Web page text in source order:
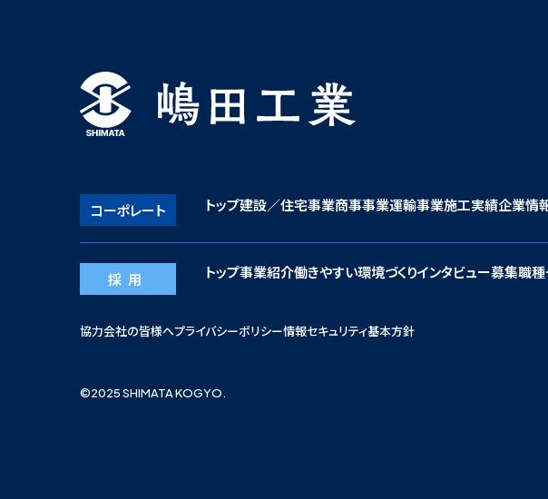
コーポレート トップ建設／住宅事業商事事業運輸事業施工実績企業情
採用 トップ事業紹介働きやすい環境づくりインタビュー募集職
協力会社の皆様へプライバシーポリシー情報セキュリティ基本方針
©︎2025 SHIMATA KOGYO.